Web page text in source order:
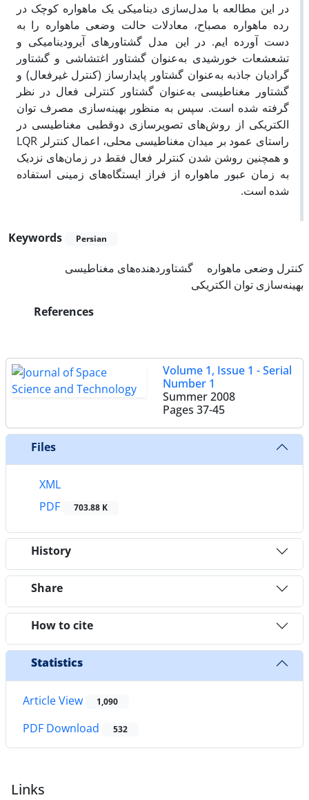
در این مطالعه با مدل‌سازی دینامیکی یک ماهواره کوچک در
رده ماهواره مصباح، معادلات حالت وضعی ماهواره را به
دست آورده ایم. در این مدل گشتاورهای آیرودینامیکی و
تشعشعات خورشیدی به‌عنوان گشتاور اغتشاشی و گشتاور
گرادیان جاذبه به‌عنوان گشتاور پایدارساز (کنترل غیرفعال) و
گشتاور مغناطیسی به‌عنوان گشتاور کنترلی فعال در نظر
گرفته شده است. سپس به منظور بهینه‌سازی مصرف توان
الکتریکی از روش‌های تصویرسازی دوقطبی مغناطیسی در
راستای عمود بر میدان مغناطیسی محلی، اعمال کنترلر LQR
و همچنین روشن شدن کنترلر فعال فقط در زمان‌های نزدیک
به زمان عبور ماهواره از فراز ایستگاه‌های زمینی استفاده
شده است.
Keywords Persian
کنترل وضعی ماهواره
گشتاوردهنده‌های مغناطیسی
بهینه‌سازی توان الکتریکی
References
Volume 1, Issue 1 - Serial
Number 1
Summer 2008
Pages 37-45
Files
XML
PDF
703.88 K
History
Share
How to cite
Statistics
Article View 1,090
PDF Download 532
Links